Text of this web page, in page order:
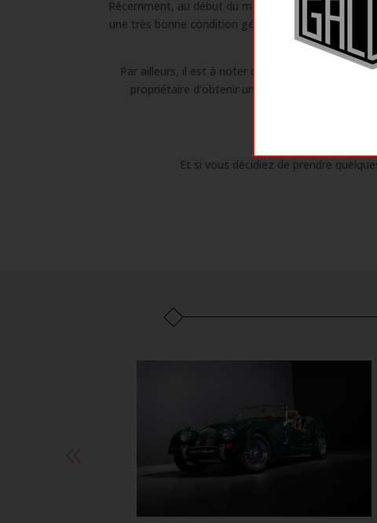
Récemment, au début du mois de Décembre
une très bonne condition générale et affiche une
Par ailleurs, il est à noter qu’une demande de
propriétaire d’obtenir un PTH en bonne et
Et si vous décidiez de prendre